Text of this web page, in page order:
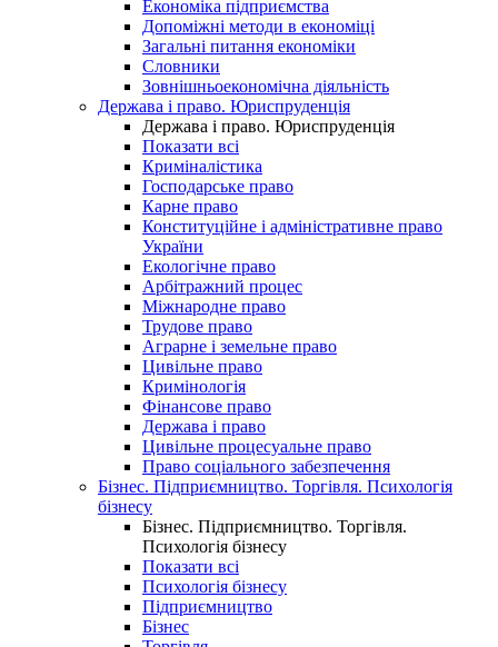
Економіка підприємства
Допоміжні методи в економіці
Загальні питання економіки
Словники
Зовнішньоекономічна діяльність
Держава і право. Юриспруденція
Держава і право. Юриспруденція
Показати всі
Криміналістика
Господарське право
Карне право
Конституційне і адміністративне право
України
Екологічне право
Арбітражний процес
Міжнародне право
Трудове право
Аграрне і земельне право
Цивільне право
Кримінологія
Фінансове право
Держава і право
Цивільне процесуальне право
Право соціального забезпечення
Бізнес. Підприємництво. Торгівля. Психологія
бізнесу
Бізнес. Підприємництво. Торгівля.
Психологія бізнесу
Показати всі
Психологія бізнесу
Підприємництво
Бізнес